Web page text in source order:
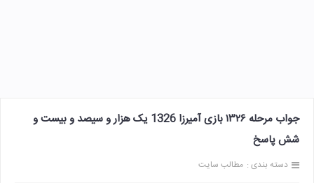
جواب مرحله ۱۳۲۶ بازی آمیرزا 1326 یک هزار و سیصد و بیست و
شش پاسخ
دسته بندی : مطالب سایت